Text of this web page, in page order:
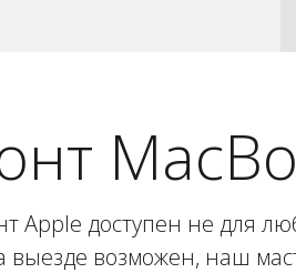
Apple доступен не для
выезде возможен, наш